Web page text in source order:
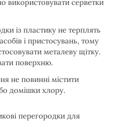
використовувати серветки
із пластику не терплять
і пристосувань, тому
металеву щітку.
поверхню.
не повинні містити
домішки хлору.
перегородки для